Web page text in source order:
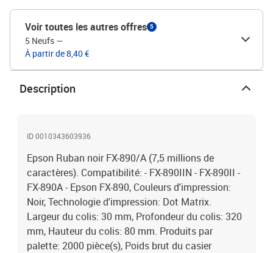
Voir toutes les autres offres 5
5 Neufs —
À partir de 8,40 €
Description
ID 0010343603936
Epson Ruban noir FX-890/A (7,5 millions de
caractères). Compatibilité: - FX-890IIN - FX-890II -
FX-890A - Epson FX-890, Couleurs d'impression:
Noir, Technologie d'impression: Dot Matrix.
Largeur du colis: 30 mm, Profondeur du colis: 320
mm, Hauteur du colis: 80 mm. Produits par
palette: 2000 pièce(s), Poids brut du casier